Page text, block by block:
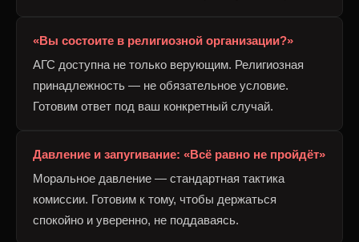
«Вы состоите в религиозной организации?»
АГС доступна не только верующим. Религиозная
принадлежность — не обязательное условие.
Готовим ответ под ваш конкретный случай.
Давление и запугивание: «Всё равно не пройдёт»
Моральное давление — стандартная тактика
комиссии. Готовим к тому, чтобы держаться
спокойно и уверенно, не поддаваясь.